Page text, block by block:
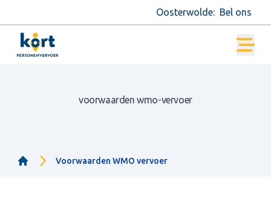
Oosterwolde: Bel ons
voorwaarden wmo-vervoer
Voorwaarden WMO vervoer